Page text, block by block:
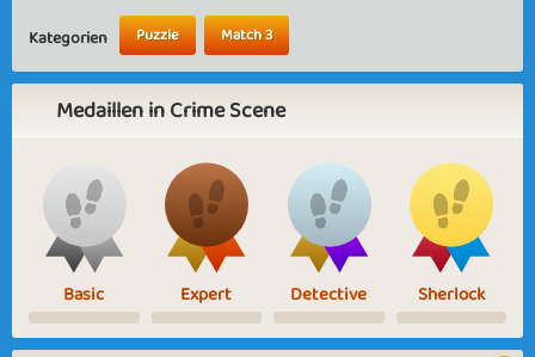
Kategorien Puzzle Match 3
Medaillen in Crime Scene
Basic Expert Detective Sherlock